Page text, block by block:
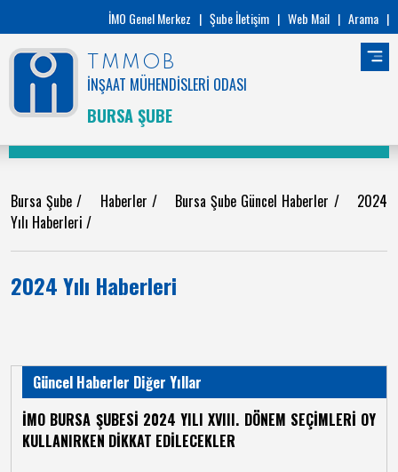
İMO Genel Merkez | Şube İletişim | Web Mail | Arama |
TMMOB
İNŞAAT MÜHENDİSLERİ ODASI
BURSA ŞUBE
Bursa Şube/ Haberler / Bursa Şube Güncel Haberler / 2024
Yılı Haberleri /
2024 Yılı Haberleri
Güncel Haberler Diğer Yıllar
İMO BURSA ŞUBESİ 2024 YILI XVIII. DÖNEM SEÇİMLERİ OY
KULLANIRKEN DİKKAT EDİLECEKLER